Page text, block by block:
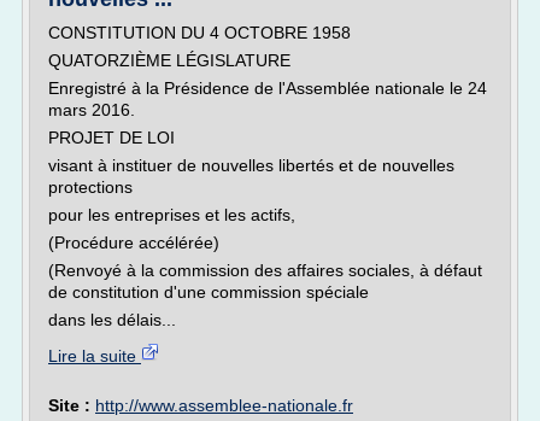
CONSTITUTION DU 4 OCTOBRE 1958
QUATORZIÈME LÉGISLATURE
Enregistré à la Présidence de l'Assemblée nationale le 24
mars 2016.
PROJET DE LOI
visant à instituer de nouvelles libertés et de nouvelles
protections
pour les entreprises et les actifs,
(Procédure accélérée)
(Renvoyé à la commission des affaires sociales, à défaut
de constitution d'une commission spéciale
dans les délais...
Lire la suite
Site : http://www.assemblee-nationale.fr